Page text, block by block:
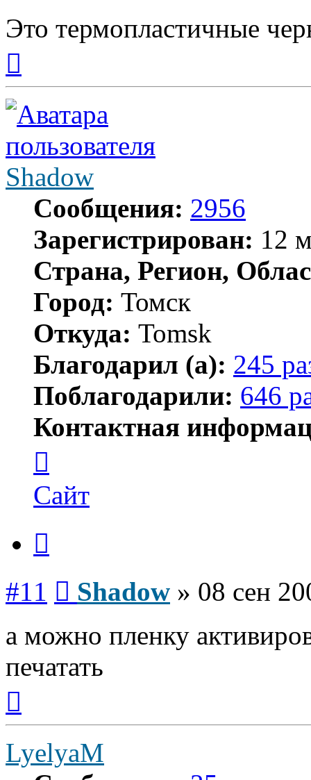
Это термопластичные
началу
Shadow
Сообщения: 2956
Зарегистрирован: 12
Страна, Регион,
Город: Томск
Откуда: Tomsk
Благодарил (а): 245
Поблагодарили: 646
Контактная
пользователя
Shadow
Сайт
#11 Shadow » 08 сен
а можно пленку
печатать
началу
LyelyaM